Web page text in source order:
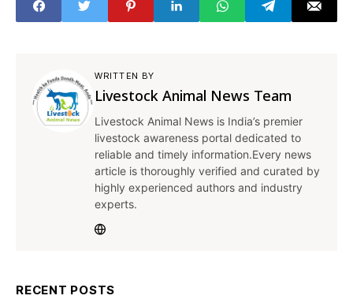
WRITTEN BY
Livestock Animal News Team
Livestock Animal News is India’s premier
livestock awareness portal dedicated to
reliable and timely information.Every news
article is thoroughly verified and curated by
highly experienced authors and industry
experts.
RECENT POSTS